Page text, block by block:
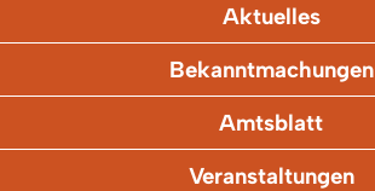
Aktuelles
Bekanntmachungen
Amtsblatt
Veranstaltungen